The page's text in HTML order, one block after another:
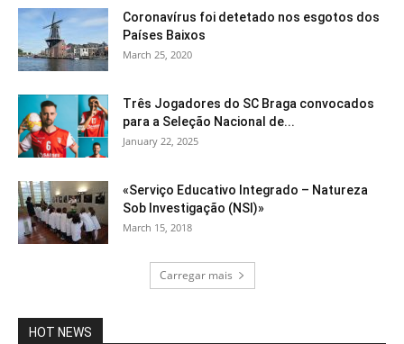
Coronavírus foi detetado nos esgotos dos
Países Baixos
March 25, 2020
Três Jogadores do SC Braga convocados
para a Seleção Nacional de...
January 22, 2025
«Serviço Educativo Integrado – Natureza
Sob Investigação (NSI)»
March 15, 2018
Carregar mais
HOT NEWS